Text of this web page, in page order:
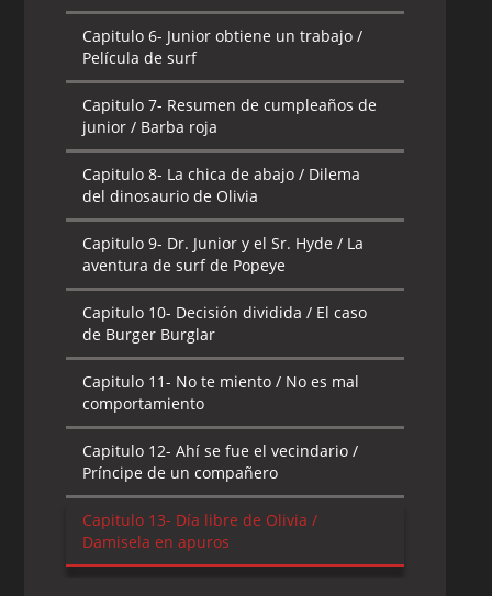
Capitulo 6- Junior obtiene un trabajo /
Película de surf
Capitulo 7- Resumen de cumpleaños de
junior / Barba roja
Capitulo 8- La chica de abajo / Dilema
del dinosaurio de Olivia
Capitulo 9- Dr. Junior y el Sr. Hyde / La
aventura de surf de Popeye
Capitulo 10- Decisión dividida / El caso
de Burger Burglar
Capitulo 11- No te miento / No es mal
comportamiento
Capitulo 12- Ahí se fue el vecindario /
Príncipe de un compañero
Capitulo 13- Día libre de Olivia /
Damisela en apuros